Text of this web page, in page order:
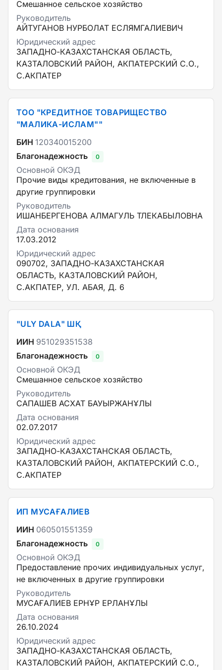
Смешанное сельское хозяйство
Руководитель
АЙТУГАНОВ НУРБОЛАТ ЕСЛЯМГАЛИЕВИЧ
Юридический адрес
ЗАПАДНО-КАЗАХСТАНСКАЯ ОБЛАСТЬ,
КАЗТАЛОВСКИЙ РАЙОН, АКПАТЕРСКИЙ С.О.,
С.АКПАТЕР
ТОО "КРЕДИТНОЕ ТОВАРИЩЕСТВО
"МАЛИКА-ИСЛАМ""
БИН 120340015200
Благонадежность
0
Основной ОКЭД
Прочие виды кредитования, не включенные в
другие группировки
Руководитель
ИШАНБЕРГЕНОВА АЛМАГУЛЬ ТЛЕКАБЫЛОВНА
Дата основания
17.03.2012
Юридический адрес
090702, ЗАПАДНО-КАЗАХСТАНСКАЯ
ОБЛАСТЬ, КАЗТАЛОВСКИЙ РАЙОН,
С.АКПАТЕР, УЛ. АБАЯ, Д. 6
"ULY DALA" ШҚ
ИИН 951029351538
Благонадежность
0
Основной ОКЭД
Смешанное сельское хозяйство
Руководитель
САПАШЕВ АСХАТ БАУЫРЖАНҰЛЫ
Дата основания
02.07.2017
Юридический адрес
ЗАПАДНО-КАЗАХСТАНСКАЯ ОБЛАСТЬ,
КАЗТАЛОВСКИЙ РАЙОН, АКПАТЕРСКИЙ С.О.,
С.АКПАТЕР
ИП МУСАҒАЛИЕВ
ИИН 060501551359
Благонадежность
0
Основной ОКЭД
Предоставление прочих индивидуальных услуг,
не включенных в другие группировки
Руководитель
МУСАҒАЛИЕВ ЕРНҰР ЕРЛАНҰЛЫ
Дата основания
26.10.2024
Юридический адрес
ЗАПАДНО-КАЗАХСТАНСКАЯ ОБЛАСТЬ,
КАЗТАЛОВСКИЙ РАЙОН, АКПАТЕРСКИЙ С.О.,